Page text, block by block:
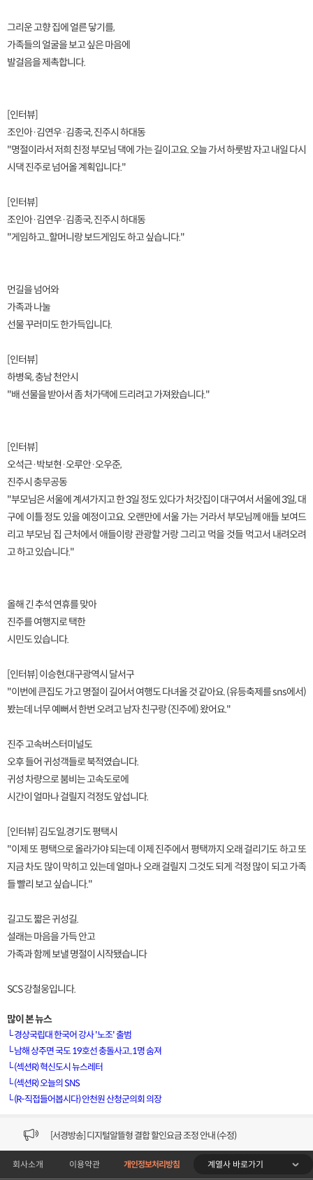
그리운 고향 집에 얼른 닿기를,
가족들의 얼굴을 보고 싶은 마음에
발걸음을 제촉합니다.
[인터뷰]
조인아·김연우·김종국, 진주시 하대동
"명절이라서 저희 친정 부모님 댁에 가는 길이고요. 오늘 가서 하룻밤 자고 내일 다시
시댁 진주로 넘어올 계획입니다."
[인터뷰]
조인아·김연우·김종국, 진주시 하대동
"게임하고...할머니랑 보드게임도 하고 싶습니다."
먼길을 넘어와
가족과 나눌
선물 꾸러미도 한가득입니다.
[인터뷰]
하병욱, 충남 천안시
"배 선물을 받아서 좀 처가댁에 드리려고 가져왔습니다."
[인터뷰]
오석근·박보현·오루안·오우준,
진주시 충무공동
"부모님은 서울에 계셔가지고 한 3일 정도 있다가 처갓집이 대구여서 서울에 3일, 대
구에 이틀 정도 있을 예정이고요. 오랜만에 서울 가는 거라서 부모님께 애들 보여드
리고 부모님 집 근처에서 애들이랑 관광할 거랑 그리고 먹을 것들 먹고서 내려오려
고 하고 있습니다."
올해 긴 추석 연휴를 맞아
진주를 여행지로 택한
시민도 있습니다.
[인터뷰] 이승현,대구광역시 달서구
"이번에 큰집도 가고 명절이 길어서 여행도 다녀올 것 같아요. (유등축제를 sns에서)
봤는데 너무 예뻐서 한번 오려고 남자 친구랑 (진주에) 왔어요."
진주 고속버스터미널도
오후 들어 귀성객들로 북적였습니다.
귀성 차량으로 붐비는 고속도로에
시간이 얼마나 걸릴지 걱정도 앞섭니다.
[인터뷰] 김도일,경기도 평택시
"이제 또 평택으로 올라가야 되는데 이제 진주에서 평택까지 오래 걸리기도 하고 또
지금 차도 많이 막히고 있는데 얼마나 오래 걸릴지 그것도 되게 걱정 많이 되고 가족
들 빨리 보고 싶습니다."
길고도 짧은 귀성길.
설래는 마음을 가득 안고
가족과 함께 보낼 명절이 시작됐습니다
SCS 강철웅입니다.
많이 본 뉴스
└경상국립대 한국어 강사 '노조' 출범
└남해 상주면 국도 19호선 충돌사고..1명 숨져
└(섹션R) 혁신도시 뉴스레터
└(섹션R) 오늘의 SNS
└(R-직접들어봅시다) 안천원 산청군의회 의장
[서경방송] 일부 채널편성 변경 안내의 건 (7/22)
[서경방송] 디지털알뜰형 결합 할인요금 조정 안내 (수정)
[공지] 개인정보처리방침 (Ver2.15) 개정의 건 (7/1)
회사소개 이용약관 개인정보처리방침 계열사 바로가기